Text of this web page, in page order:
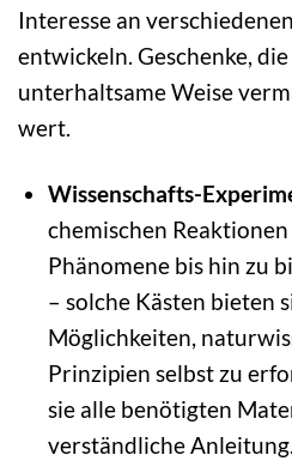
Interesse an
entwickeln. Geschenke,
unterhaltsame Weise
wert.
Wissenschafts-
chemischen
Phänomene bis hin zu
– solche Kästen bieten
Möglichkeiten,
Prinzipien selbst zu
sie alle benötigten
verständliche Anleitung.